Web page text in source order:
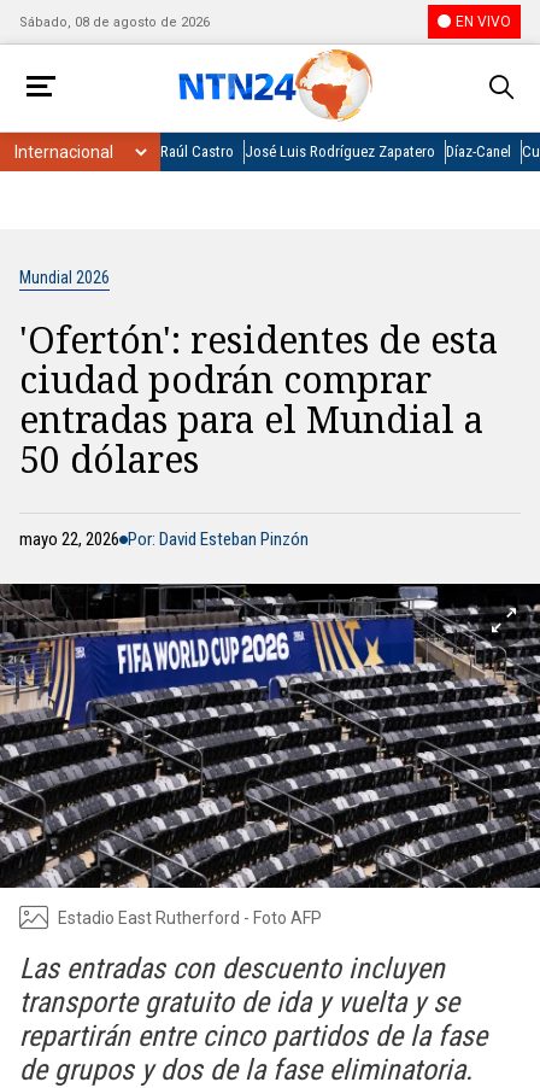
Sábado, 08 de agosto de 2026 EN VIVO
Raúl Castro José Luis Rodríguez Zapatero Díaz-Canel
Mundial 2026
'Ofertón': residentes de esta
ciudad podrán comprar
entradas para el Mundial a
50 dólares
mayo 22, 2026 Por: David Esteban Pinzón
Estadio East Rutherford - Foto AFP
Las entradas con descuento incluyen
transporte gratuito de ida y vuelta y se
repartirán entre cinco partidos de la fase
de grupos y dos de la fase eliminatoria.